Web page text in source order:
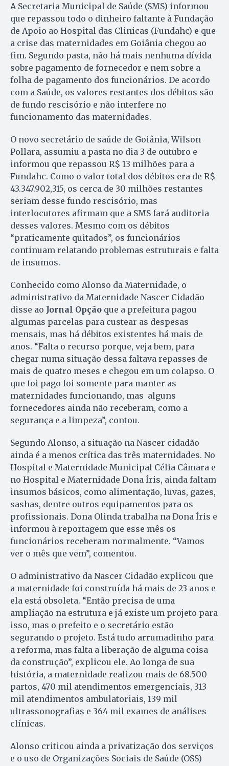
A Secretaria Municipal de Saúde (SMS) informou
que repassou todo o dinheiro faltante à Fundação
de Apoio ao Hospital das Clinicas (Fundahc) e que
a crise das maternidades em Goiânia chegou ao
fim. Segundo pasta, não há mais nenhuma dívida
sobre pagamento de fornecedor e nem sobre a
folha de pagamento dos funcionários. De acordo
com a Saúde, os valores restantes dos débitos são
de fundo rescisório e não interfere no
funcionamento das maternidades.
O novo secretário de saúde de Goiânia, Wilson
Pollara, assumiu a pasta no dia 3 de outubro e
informou que repassou R$ 13 milhões para a
Fundahc. Como o valor total dos débitos era de R$
43.347.902,315, os cerca de 30 milhões restantes
seriam desse fundo rescisório, mas
interlocutores afirmam que a SMS fará auditoria
desses valores. Mesmo com os débitos
“praticamente quitados”, os funcionários
continuam relatando problemas estruturais e falta
de insumos.
Conhecido como Alonso da Maternidade, o
administrativo da Maternidade Nascer Cidadão
disse ao Jornal Opção que a prefeitura pagou
algumas parcelas para custear as despesas
mensais, mas há débitos existentes há mais de
anos. “Falta o recurso porque, veja bem, para
chegar numa situação dessa faltava repasses de
mais de quatro meses e chegou em um colapso. O
que foi pago foi somente para manter as
maternidades funcionando, mas alguns
fornecedores ainda não receberam, como a
segurança e a limpeza”, contou.
Segundo Alonso, a situação na Nascer cidadão
ainda é a menos crítica das três maternidades. No
Hospital e Maternidade Municipal Célia Câmara e
no Hospital e Maternidade Dona Íris, ainda faltam
insumos básicos, como alimentação, luvas, gazes,
sashas, dentre outros equipamentos para os
profissionais. Dona Olinda trabalha na Dona Íris e
informou à reportagem que esse mês os
funcionários receberam normalmente. “Vamos
ver o mês que vem”, comentou.
O administrativo da Nascer Cidadão explicou que
a maternidade foi construída há mais de 23 anos e
ela está obsoleta. “Então precisa de uma
ampliação na estrutura e já existe um projeto para
isso, mas o prefeito e o secretário estão
segurando o projeto. Está tudo arrumadinho para
a reforma, mas falta a liberação de alguma coisa
da construção”, explicou ele. Ao longa de sua
história, a maternidade realizou mais de 68.500
partos, 470 mil atendimentos emergenciais, 313
mil atendimentos ambulatoriais, 139 mil
ultrassonografias e 364 mil exames de análises
clínicas.
Alonso criticou ainda a privatização dos serviços
e o uso de Organizações Sociais de Saúde (OSS)